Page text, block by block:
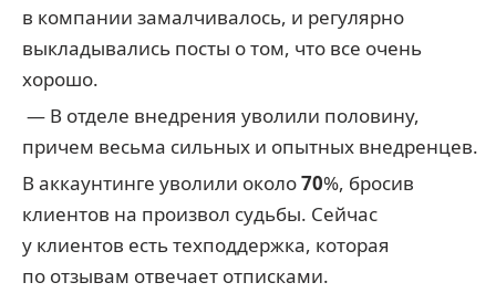
в компании замалчивалось, и регулярно
выкладывались посты о том, что все очень
хорошо.
— В отделе внедрения уволили половину,
причем весьма сильных и опытных внедренцев.
В аккаунтинге уволили около70%, бросив
клиентов на произвол судьбы. Сейчас
у клиентов есть техподдержка, которая
по отзывам отвечает отписками.